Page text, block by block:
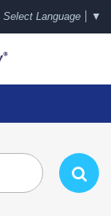
Select Language ▼